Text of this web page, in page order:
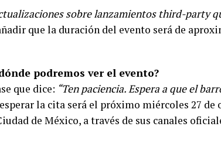
sobre lanzamientos third-party
que la duración del evento será de
podremos ver el evento?
que dice: “Ten paciencia. Espera a que el
la cita será el próximo miércoles 27 de
de México, a través de sus canales